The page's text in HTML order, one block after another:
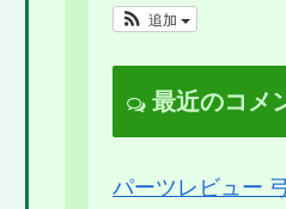
追加
最近のコメ
パーツレビュー